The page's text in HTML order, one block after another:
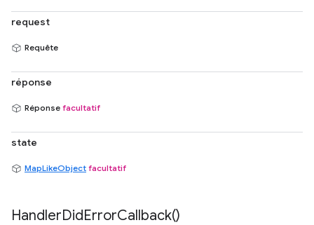
request
Requête
réponse
Réponse facultatif
state
MapLikeObject facultatif
HandlerDidErrorCallback()